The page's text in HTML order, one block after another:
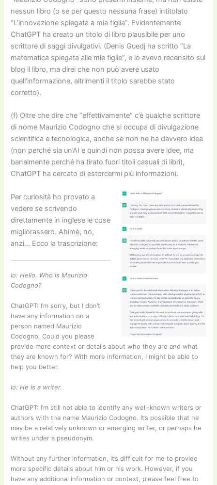
nessun libro (o se per questo nessuna frase) intitolato
“L’innovazione spiegata a mia figlia”. Evidentemente
ChatGPT ha creato un titolo di libro plausibile per uno
scrittore di saggi divulgativi. (Denis Guedj ha scritto “La
matematica spiegata alle mie figlie”, e io avevo recensito sul
blog il libro, ma direi che non può avere usato
quell’informazione, altrimenti il titolo sarebbe stato
corretto).
(f) Oltre che dire che “effettivamente” c’è qualche scrittore
di nome Maurizio Codogno che si occupa di divulgazione
scientifica e tecnologica, anche se non ne ha davvero idea
(non perché sia un’AI e quindi non possa avere idee, ma
banalmente perché ha tirato fuori titoli casuali di libri),
ChatGPT ha cercato di estorcermi più informazioni.
Per curiosità ho provato a
vedere se scrivendo
direttamente in inglese le cose
migliorassero. Ahimè, no,
anzi… Ecco la trascrizione:
Io: Hello. Who is Maurizio
Codogno?
ChatGPT: I’m sorry, but I don’t
have any information on a
person named Maurizio
Codogno. Could you please
provide more context or details about who they are and what
they are known for? With more information, I might be able to
help you better.
Io: He is a writer.
ChatGPT: I’m still not able to identify any well-known writers or
authors with the name Maurizio Codogno. It’s possible that he
may be a relatively unknown or emerging writer, or perhaps he
writes under a pseudonym.
Without any further information, it’s difficult for me to provide
more specific details about him or his work. However, if you
have any additional information or context, please feel free to